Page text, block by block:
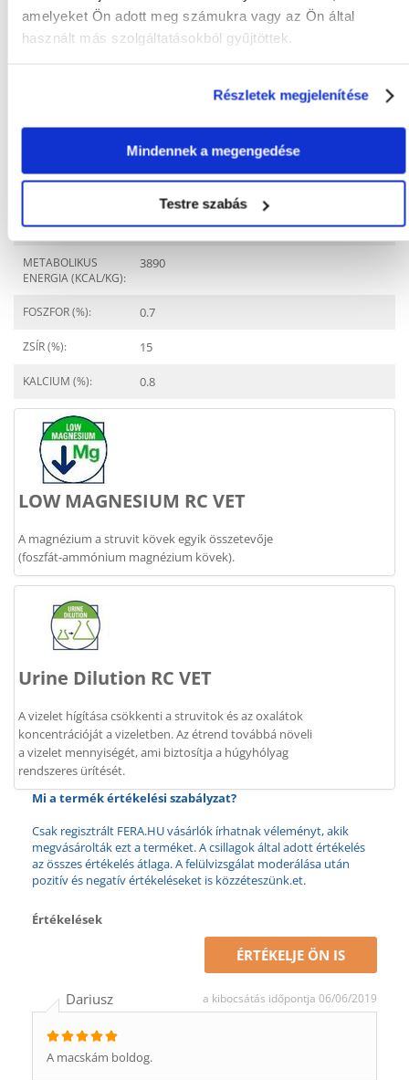
amelyeket Ön adott meg számukra vagy az Ön által
használt más szolgáltatásokból gyűjtöttek.
Részletek megjelenítése
Mindennek a megengedése
Testre szabás
Oxalát kövek
Érzékeny húgyúti rendszer
12 hónap
Összetevők
FEHÉRJE (%): 34.5
METABOLIKUS
ENERGIA (KCAL/KG):
3890
FOSZFOR (%): 0.7
ZSÍR (%): 15
KALCIUM (%): 0.8
LOW MAGNESIUM RC VET
A magnézium a struvit kövek egyik összetevője
(foszfát-ammónium magnézium kövek).
Urine Dilution RC VET
A vizelet hígítása csökkenti a struvitok és az oxalátok
koncentrációját a vizeletben. Az étrend továbbá növeli
a vizelet mennyiségét, ami biztosítja a húgyhólyag
rendszeres ürítését.
Mi a termék értékelési szabályzat?
Csak regisztrált FERA.HU vásárlók írhatnak véleményt, akik
megvásárolták ezt a terméket. A csillagok által adott értékelés
az összes értékelés átlaga. A felülvizsgálat moderálása után
pozitív és negatív értékeléseket is közzéteszünk.et.
Értékelések
ÉRTÉKELJE ÖN IS
Dariusz a kibocsátás időpontja 06/06/2019
A macskám boldog.